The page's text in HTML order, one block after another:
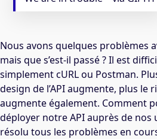
Nous avons quelques problèmes
mais que s’est-il passé ? Il est
simplement cURL ou Postman.
design de l’API augmente, plus le
augmente également. Comment
déployer notre API auprès de nos
résolu tous les problèmes en